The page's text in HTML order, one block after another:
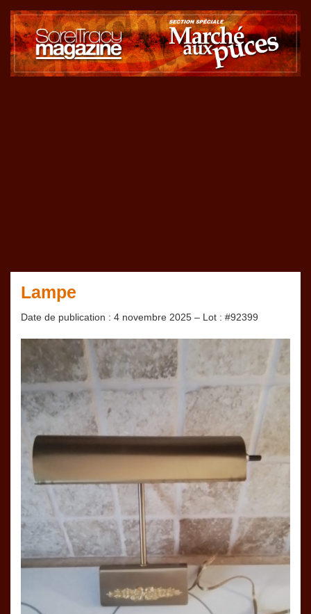
Lampe
Date de publication : 4 novembre 2025 – Lot : #92399